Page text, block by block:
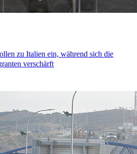
zu Italien ein, während sich die
verschärft